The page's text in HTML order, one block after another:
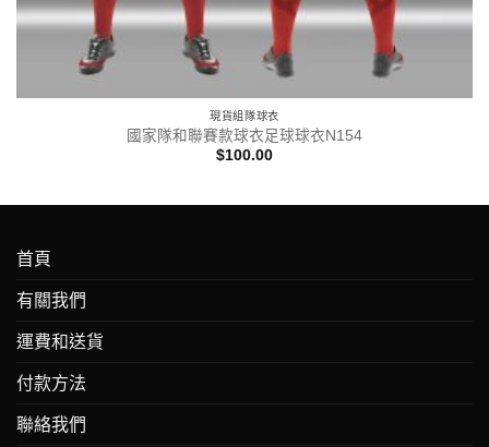
現貨組隊球衣
國家隊和聯賽款球衣足球球衣N154
$100.00
首頁
有關我們
運費和送貨
付款方法
聯絡我們